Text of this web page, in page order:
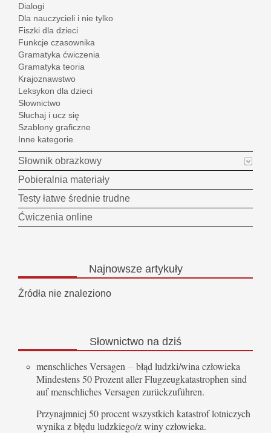
Dialogi
Dla nauczycieli i nie tylko
Fiszki dla dzieci
Funkcje czasownika
Gramatyka ćwiczenia
Gramatyka teoria
Krajoznawstwo
Leksykon dla dzieci
Słownictwo
Słuchaj i ucz się
Szablony graficzne
Inne kategorie
Słownik obrazkowy
Pobieralnia materiały
Testy łatwe średnie trudne
Ćwiczenia online
Najnowszeartykuły
Źródła nie znaleziono
Słownictwo na dziś
menschliches Versagen – błąd ludzki/wina człowieka
Mindestens 50 Prozent aller Flugzeugkatastrophen sind
auf menschliches Versagen zurückzuführen.
Przynajmniej 50 procent wszystkich katastrof lotniczych
wynika z błędu ludzkiego/z winy człowieka.